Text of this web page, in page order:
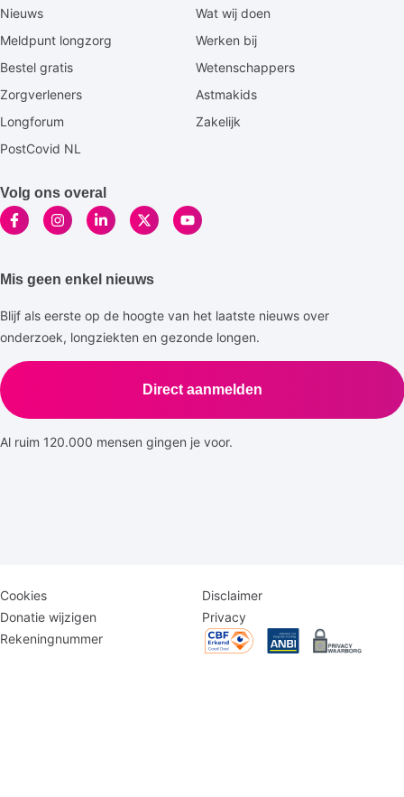
Secundaire
Nieuws
Wat wij doen
Meldpunt longzorg
Werken bij
Bestel gratis
Wetenschappers
Zorgverleners
Astmakids
Longforum
Zakelijk
PostCovid NL
Volg ons overal
Mis geen enkel nieuws
Blijf als eerste op de hoogte van het laatste nieuws over
onderzoek, longziekten en gezonde longen.
Direct aanmelden
Al ruim 120.000 mensen gingen je voor.
Disclaimer
menu
Cookies
Disclaimer
Donatie wijzigen
Privacy
Rekeningnummer
Logomenu